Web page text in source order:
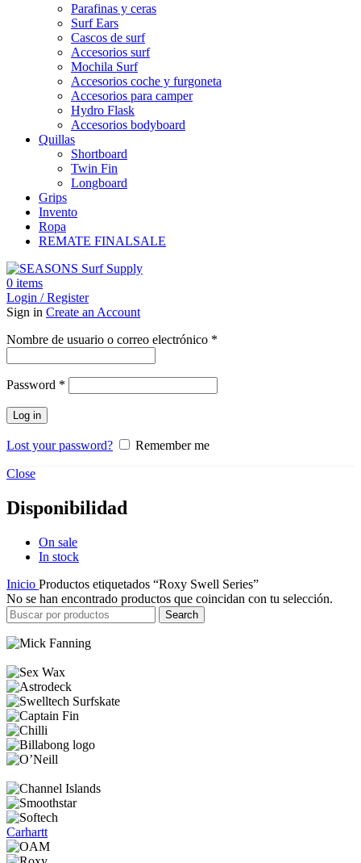
Parafinas y ceras
Surf Ears
Cascos de surf
Accesorios surf
Mochila Surf
Accesorios coche y furgoneta
Accesorios para camper
Hydro Flask
Accesorios bodyboard
Quillas
Shortboard
Twin Fin
Longboard
Grips
Invento
Ropa
REMATE FINALSALE
0 items
Login / Register
Sign in Create an Account
Nombre de usuario o correo electrónico *
Password *
Log in
Lost your password? Remember me
Close
Disponibilidad
On sale
In stock
Inicio Productos etiquetados “Roxy Swell Series”
No se han encontrado productos que coincidan con tu selección.
Search
Carhartt